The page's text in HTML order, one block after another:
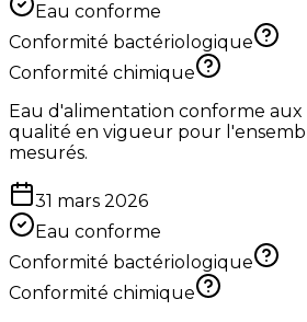
Eau conforme
Conformité bactériologique
Conformité chimique
Eau d'alimentation conforme aux
qualité en vigueur pour
mesurés.
31 mars 2026
Eau conforme
Conformité bactériologique
Conformité chimique